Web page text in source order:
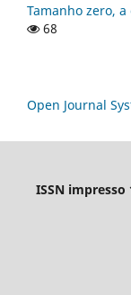
Tamanho zero,
68
Open Journal
ISSN impresso